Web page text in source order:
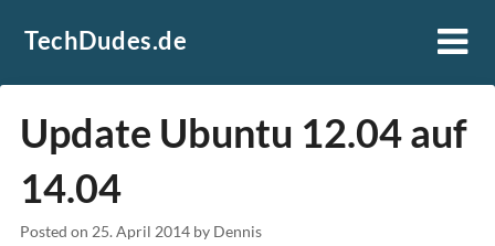
TechDudes.de
Update Ubuntu 12.04 auf
14.04
Posted on 25. April 2014by Dennis